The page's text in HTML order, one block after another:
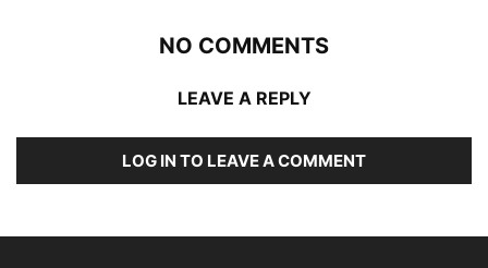
NO COMMENTS
LEAVE A REPLY
LOG IN TO LEAVE A COMMENT